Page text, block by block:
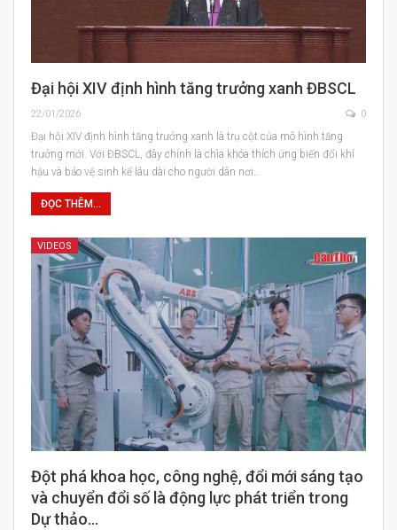
Đại hội XIV định hình tăng trưởng xanh ĐBSCL
22/01/2026 0
Đại hội XIV định hình tăng trưởng xanh là trụ cột của mô hình tăng
trưởng mới. Với ĐBSCL, đây chính là chìa khóa thích ứng biến đổi khí
hậu và bảo vệ sinh kế lâu dài cho người dân nơi…
ĐỌC THÊM...
VIDEOS
Đột phá khoa học, công nghệ, đổi mới sáng tạo
và chuyển đổi số là động lực phát triển trong
Dự thảo…